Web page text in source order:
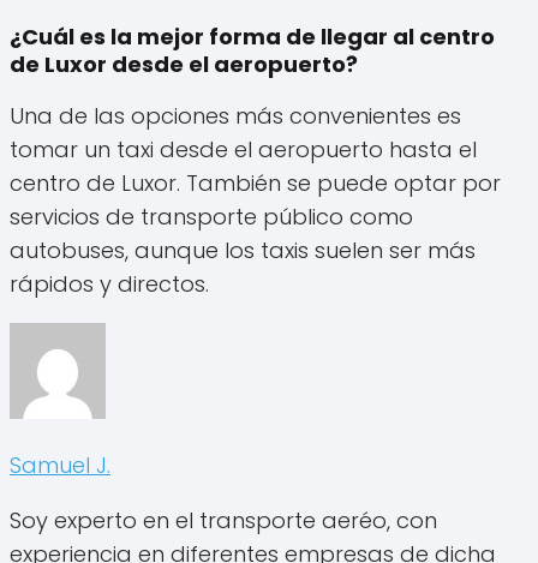
¿Cuál es la mejor forma de llegar al centro
de Luxor desde el aeropuerto?
Una de las opciones más convenientes es
tomar un taxi desde el aeropuerto hasta el
centro de Luxor. También se puede optar por
servicios de transporte público como
autobuses, aunque los taxis suelen ser más
rápidos y directos.
Samuel J.
Soy experto en el transporte aeréo, con
experiencia en diferentes empresas de dicha